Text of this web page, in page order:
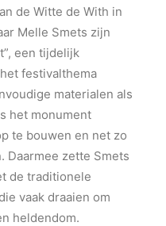
de Witte de With in
Melle Smets zijn
een tijdelijk
festivalthema
materialen als
het monument
te bouwen en net zo
Daarmee zette Smets
de traditionele
vaak draaien om
heldendom.